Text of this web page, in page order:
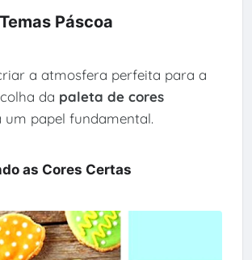
Páscoa
a atmosfera perfeita para a
da paleta de cores
um papel fundamental.
as Cores Certas